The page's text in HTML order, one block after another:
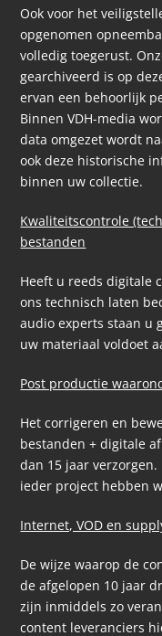
Ook voor het
opgenomen
volledig toegerust.
gearchiveerd is op
ervan een behoorlijk
Binnen VDH-media
data omgezet wordt
ook deze historische
binnen uw collectie.
Kwaliteitscontrole
bestanden
Heeft u reeds digitale
ons technisch laten
audio experts staan u
uw materiaal voldoet
Post productie
Het corrigeren en
bestanden + digitale
dan 15 jaar
ieder project hebben
Internet, VOD en
De wijze waarop de
de afgelopen 10 jaar
zijn inmiddels zo
content leveranciers